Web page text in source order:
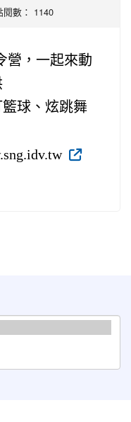
閱數： 1140
營，一起來動
球、炫跳舞